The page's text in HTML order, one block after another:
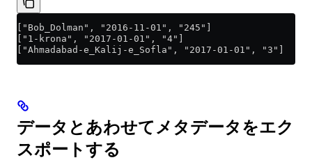
["Bob_Dolman", "2016-11-01", "245"]
["1-krona", "2017-01-01", "4"]
["Ahmadabad-e_Kalij-e_Sofla", "2017-01-01", "3"]
データとあわせてメタデータをエク
スポートする